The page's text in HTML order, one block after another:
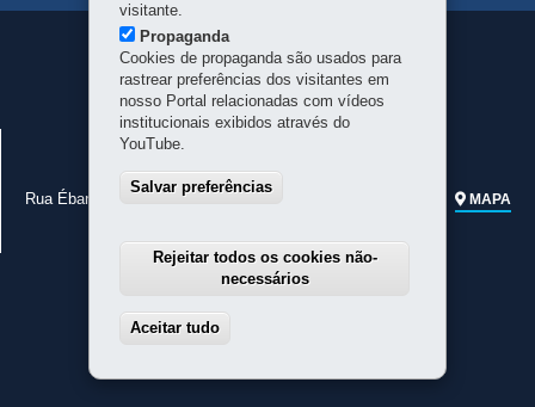
Navegação
principal
JUNTA COMERCIAL DO PARANÁ
Rua Ébano Pereira, 309 - Centro-80410-240 MAPA
visitante.
Propaganda
Cookies de propaganda são usados para
rastrear preferências dos visitantes em
nosso Portal relacionadas com vídeos
institucionais exibidos através do
YouTube.
Salvar preferências
Rejeitar todos os cookies não-
necessários
Aceitar tudo